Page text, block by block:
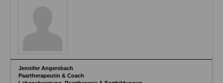
Jennifer Angersbach
Paartherapeutin & Coach